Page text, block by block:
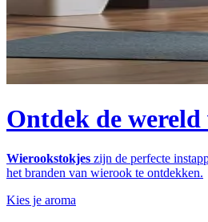
Ontdek de
Wierookstokjes zijn de perfecte
het branden van wierook te ontdekken.
Kies je aroma